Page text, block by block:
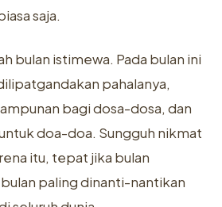
saja.
bulan istimewa. Pada bulan ini
pahalanya,
bagi dosa-dosa, dan
doa-doa. Sungguh nikmat
itu, tepat jika bulan
paling dinanti-nantikan